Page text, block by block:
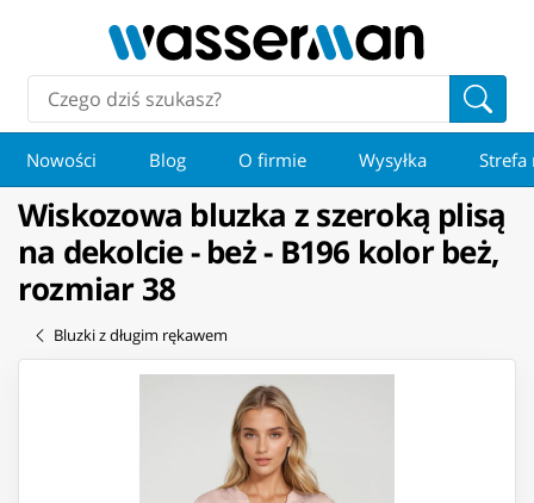
Nowości Blog O firmie Wysyłka Strefa
Wiskozowa bluzka z szeroką plisą
na dekolcie - beż - B196 kolor beż,
rozmiar 38
Bluzki z długim rękawem